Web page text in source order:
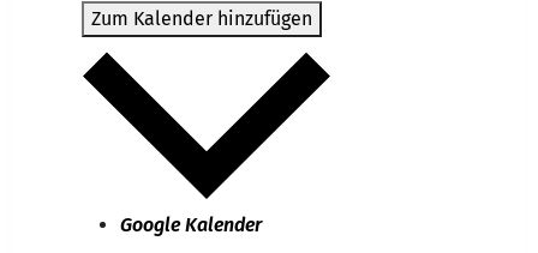
Zum Kalender hinzufügen
Google Kalender